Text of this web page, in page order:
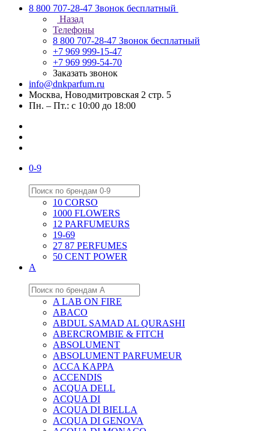
8 800 707-28-47 Звонок бесплатный
Назад
Телефоны
8 800 707-28-47 Звонок бесплатный
+7 969 999-15-47
+7 969 999-54-70
Заказать звонок
info@dnkparfum.ru
Москва, Новодмитровская 2 стр. 5
Пн. – Пт.: с 10:00 до 18:00
0-9
10 CORSO
1000 FLOWERS
12 PARFUMEURS
19-69
27 87 PERFUMES
50 CENT POWER
A
A LAB ON FIRE
ABACO
ABDUL SAMAD AL QURASHI
ABERCROMBIE & FITCH
ABSOLUMENT
ABSOLUMENT PARFUMEUR
ACCA KAPPA
ACCENDIS
ACQUA DELL
ACQUA DI
ACQUA DI BIELLA
ACQUA DI GENOVA